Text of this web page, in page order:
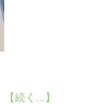
続く…】